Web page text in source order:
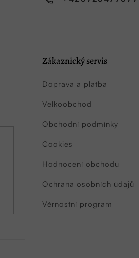
Zákaznický servis
Doprava a platba
Velkoobchod
Obchodní podmínky
Cookies
Hodnocení obchodu
Ochrana osobních údajů
Věrnostní program